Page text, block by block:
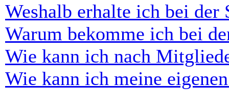
Weshalb erhalte ich bei der
Warum bekomme ich bei
Wie kann ich nach
Wie kann ich meine